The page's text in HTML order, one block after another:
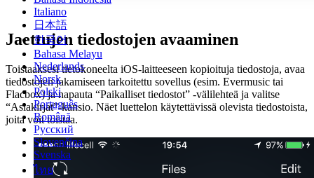
Italiano
日本語
한국어
Bahasa Melayu
Nederlands
Norsk
Polski
Português
Română
Русский
Slovenčina
Svenska
ไทย
Jaettujen tiedostojen avaaminen
Toistaaksesi tietokoneelta iOS-laitteeseen kopioituja tiedostoja, avaa
tiedostojen jakamiseen tarkoitettu sovellus (esim. Evermusic tai
Flacbox) ja napauta “Paikalliset tiedostot” -välilehteä ja valitse
“Asiakirjat”-kansio. Näet luettelon käytettävissä olevista tiedostoista,
joita voit toistaa.